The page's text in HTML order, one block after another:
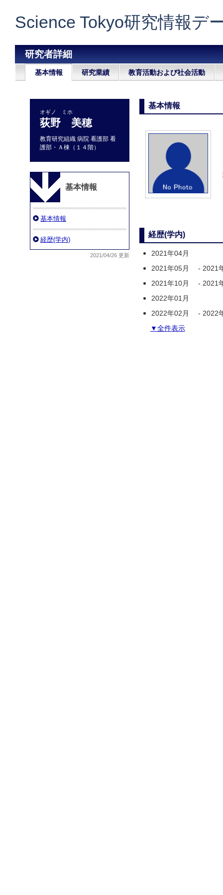
Science Tokyo研究情報デ
研究者詳細
基本情報 研究業績 教育活動および社会活動
オギノ ミホ
荻野 美穂
教育研究組織 病院 看護部 看
護部・Ａ棟（１４階）
基本情報
基本情報
経歴(学内)
2021/04/26 更新
基本情報
経歴(学内)
2021年04月
2021年05月
- 2021
2021年10月
- 2021
2022年01月
2022年02月
- 2022
▼全件表示